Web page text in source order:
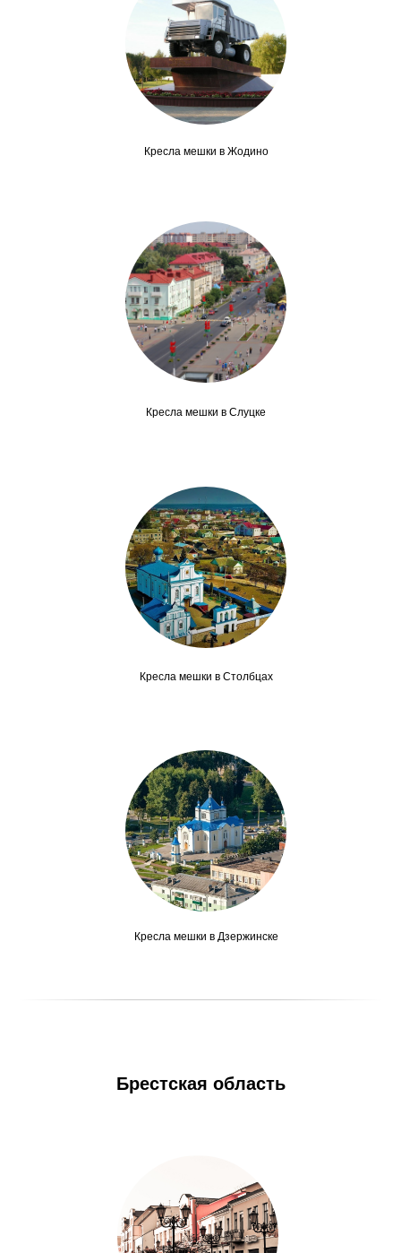
Кресла мешки в Жодино
Кресла мешки в Слуцке
Кресла мешки в Столбцах
Кресла мешки в Дзержинске
Брестская область